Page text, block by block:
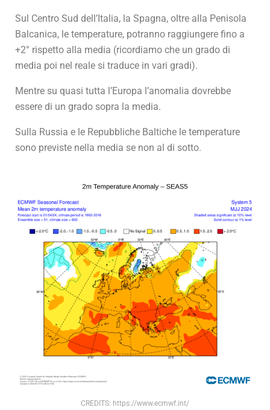
Sul Centro Sud dell’Italia, la Spagna, oltre alla Penisola
Balcanica, le temperature, potranno raggiungere fino a
+2° rispetto alla media (ricordiamo che un grado di
media poi nel reale si traduce in vari gradi).
Mentre su quasi tutta l’Europa l’anomalia dovrebbe
essere di un grado sopra la media.
Sulla Russia e le Repubbliche Baltiche le temperature
sono previste nella media se non al di sotto.
CREDITS: https://www.ecmwf.int/